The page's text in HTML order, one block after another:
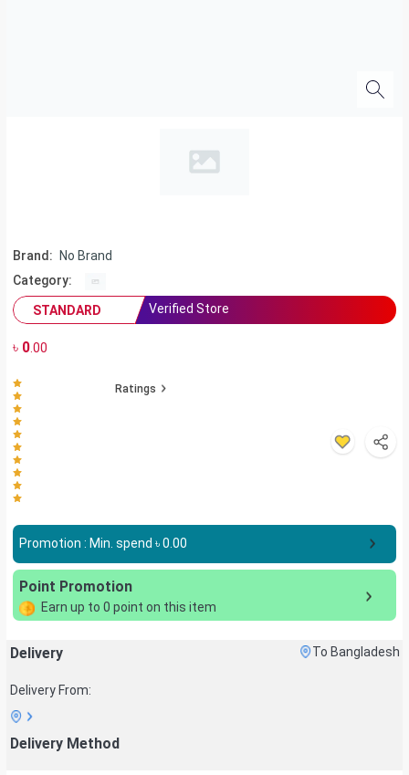
Brand:
No Brand
Category:
STANDARD
Verified Store
৳ 0.00
Ratings
Promotion : Min. spend ৳0.00
Point Promotion
Earn up to 0 point on this item
Delivery To Bangladesh
Delivery From:
Delivery Method